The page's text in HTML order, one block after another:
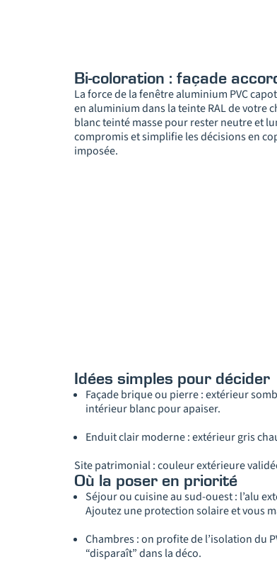
Bi-coloration : façade
La force de la fenêtre aluminium PVC
en aluminium dans la teinte RAL de votre
blanc teinté masse pour rester neutre et
compromis et simplifie les décisions en
imposée.
Idées simples pour décider
Façade brique ou pierre : extérieur
intérieur blanc pour apaiser.
Enduit clair moderne : extérieur gris
Site patrimonial : couleur extérieure
Où la poser en priorité
Séjour ou cuisine au sud-ouest : l’alu
Ajoutez une protection solaire et vous
Chambres : on profite de l’isolation du
“disparaît” dans la déco.